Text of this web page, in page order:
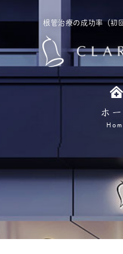
根管治療の成功率（初
ホー